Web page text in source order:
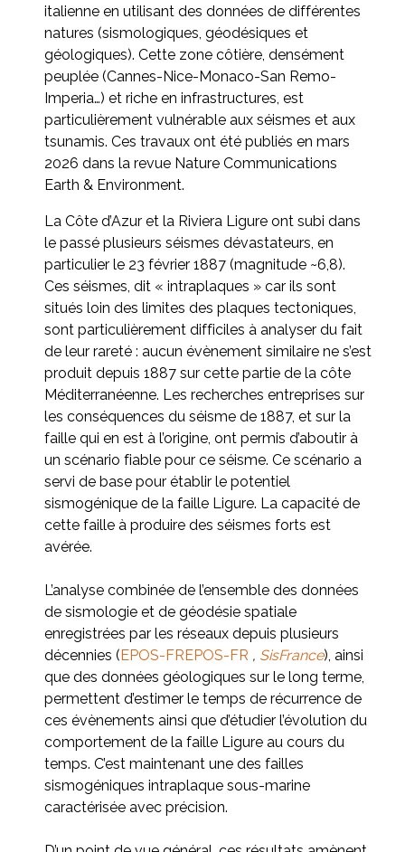
italienne en utilisant des données de différentes
natures (sismologiques, géodésiques et
géologiques). Cette zone côtière, densément
peuplée (Cannes-Nice-Monaco-San Remo-
Imperia…) et riche en infrastructures, est
particulièrement vulnérable aux séismes et aux
tsunamis. Ces travaux ont été publiés en mars
2026 dans la revue Nature Communications
Earth & Environment.
La Côte d’Azur et la Riviera Ligure ont subi dans
le passé plusieurs séismes dévastateurs, en
particulier le 23 février 1887 (magnitude ~6,8).
Ces séismes, dit « intraplaques » car ils sont
situés loin des limites des plaques tectoniques,
sont particulièrement difficiles à analyser du fait
de leur rareté : aucun évènement similaire ne s’est
produit depuis 1887 sur cette partie de la côte
Méditerranéenne. Les recherches entreprises sur
les conséquences du séisme de 1887, et sur la
faille qui en est à l’origine, ont permis d’aboutir à
un scénario fiable pour ce séisme. Ce scénario a
servi de base pour établir le potentiel
sismogénique de la faille Ligure. La capacité de
cette faille à produire des séismes forts est
avérée.
L’analyse combinée de l’ensemble des données
de sismologie et de géodésie spatiale
enregistrées par les réseaux depuis plusieurs
décennies ( EPOS-FREPOS-FR , SisFrance), ainsi
que des données géologiques sur le long terme,
permettent d’estimer le temps de récurrence de
ces évènements ainsi que d’étudier l’évolution du
comportement de la faille Ligure au cours du
temps. C’est maintenant une des failles
sismogéniques intraplaque sous-marine
caractérisée avec précision.